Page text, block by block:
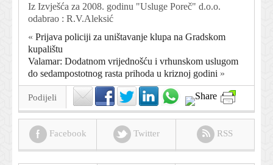
Iz Izvješća za 2008. godinu "Usluge Poreč" d.o.o.
odabrao : R.V.Aleksić
« Prijava policiji za uništavanje klupa na Gradskom
kupalištu
Valamar: Dodatnom vrijednošću i vrhunskom uslugom
do sedampostotnog rasta prihoda u kriznoj godini »
Podijeli
Facebook Twitter RSS